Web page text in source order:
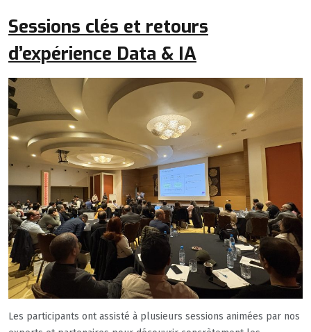
Sessions clés et retours
d’expérience Data & IA
Les participants ont assisté à plusieurs sessions animées par nos